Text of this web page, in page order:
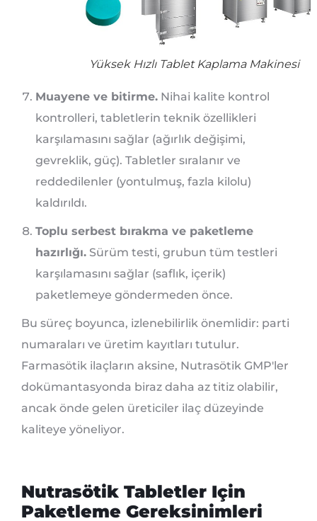
Yüksek Hızlı Tablet Kaplama Makinesi
Muayene ve bitirme. Nihai kalite kontrol
kontrolleri, tabletlerin teknik özellikleri
karşılamasını sağlar (ağırlık değişimi,
gevreklik, güç). Tabletler sıralanır ve
reddedilenler (yontulmuş, fazla kilolu)
kaldırıldı.
Toplu serbest bırakma ve paketleme
hazırlığı. Sürüm testi, grubun tüm testleri
karşılamasını sağlar (saflık, içerik)
paketlemeye göndermeden önce.
Bu süreç boyunca, izlenebilirlik önemlidir: parti
numaraları ve üretim kayıtları tutulur.
Farmasötik ilaçların aksine, Nutrasötik GMP'ler
dokümantasyonda biraz daha az titiz olabilir,
ancak önde gelen üreticiler ilaç düzeyinde
kaliteye yöneliyor.
Nutrasötik Tabletler Için
Paketleme Gereksinimleri